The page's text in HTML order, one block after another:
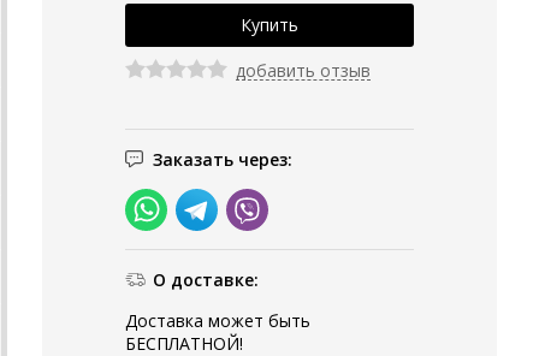
добавить отзыв
Заказать через:
О доставке:
Доставка может быть
БЕСПЛАТНОЙ!